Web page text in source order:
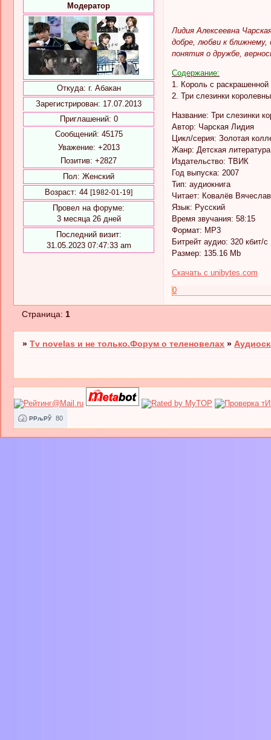
Модератор
Откуда: г. Абакан
Зарегистрирован: 17.07.2013
Приглашений: 0
Сообщений: 45175
Уважение: +2013
Позитив: +2827
Пол: Женский
Возраст: 44 [1982-01-19]
Провел на форуме:
3 месяца 26 дней
Последний визит:
31.05.2023 07:47:33 am
Лидия Алексеевна
добре, любви к
понятия о дружбе,
Содержание:
1. Король с раскрашенной
2. Три слезинки королевны
Название: Три слезинки
Автор: Чарская Лидия
Цикл/серия: Золотая
Жанр: Детская
Издательство: ТВИК
Год выпуска: 2007
Тип: аудиокнига
Читает: Ковалёв
Язык: Русский
Время звучания: 58:15
Формат: MP3
Битрейт аудио: 320 кбит/c
Размер: 135.16 Мb
Скачать с unibytes.com
0
Страница: 1
»Tv novelas и не только.Форум о теленовелах »
РРљРЎ 80